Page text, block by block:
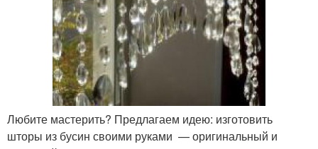
Любите мастерить? Предлагаем идею: изготовить
шторы из бусин своими руками — оригинальный и